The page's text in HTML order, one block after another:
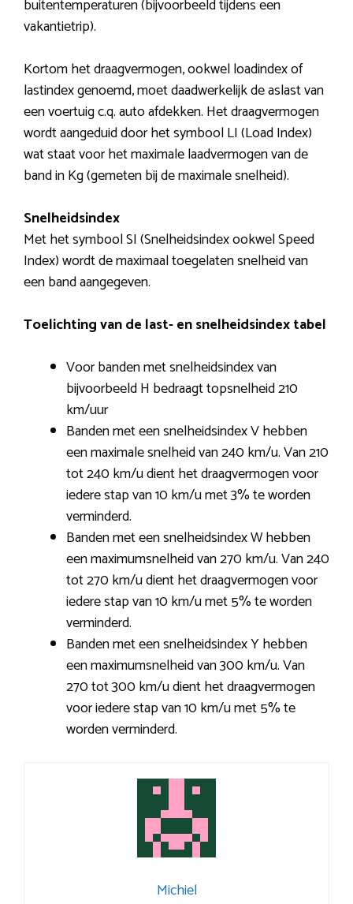
buitentemperaturen (bijvoorbeeld tijdens een
vakantietrip).
Kortom het draagvermogen, ookwel loadindex of
lastindex genoemd, moet daadwerkelijk de aslast van
een voertuig c.q. auto afdekken. Het draagvermogen
wordt aangeduid door het symbool LI (Load Index)
wat staat voor het maximale laadvermogen van de
band in Kg (gemeten bij de maximale snelheid).
Snelheidsindex
Met het symbool SI (Snelheidsindex ookwel Speed
Index) wordt de maximaal toegelaten snelheid van
een band aangegeven.
Toelichting van de last- en snelheidsindex tabel
Voor banden met snelheidsindex van
bijvoorbeeld H bedraagt topsnelheid 210
km/uur
Banden met een snelheidsindex V hebben
een maximale snelheid van 240 km/u. Van 210
tot 240 km/u dient het draagvermogen voor
iedere stap van 10 km/u met 3% te worden
verminderd.
Banden met een snelheidsindex W hebben
een maximumsnelheid van 270 km/u. Van 240
tot 270 km/u dient het draagvermogen voor
iedere stap van 10 km/u met 5% te worden
verminderd.
Banden met een snelheidsindex Y hebben
een maximumsnelheid van 300 km/u. Van
270 tot 300 km/u dient het draagvermogen
voor iedere stap van 10 km/u met 5% te
worden verminderd.
Michiel